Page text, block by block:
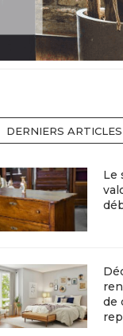
DERNIERS ARTICLES
Le
de